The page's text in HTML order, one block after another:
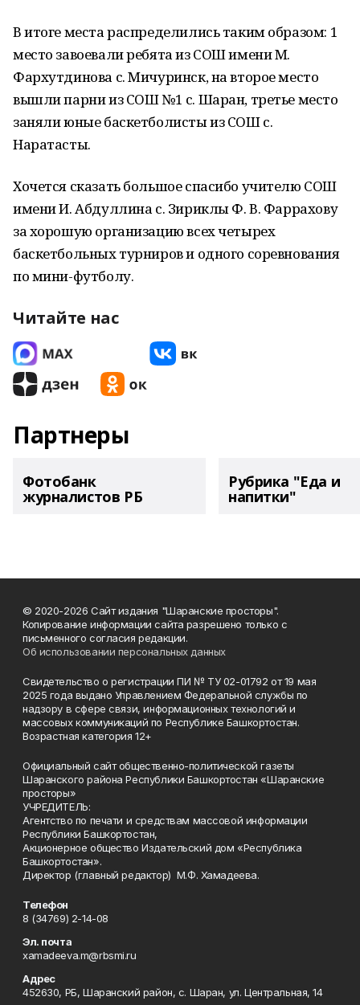
В итоге места распределились таким образом: 1
место завоевали ребята из СОШ имени М.
Фархутдинова с. Мичуринск, на второе место
вышли парни из СОШ №1 с. Шаран, третье место
заняли юные баскетболисты из СОШ с.
Наратасты.
Хочется сказать большое спасибо учителю СОШ
имени И. Абдуллина с. Зириклы Ф. В. Фаррахову
за хорошую организацию всех четырех
баскетбольных турниров и одного соревнования
по мини-футболу.
Читайте нас
Партнеры
Фотобанк
журналистов РБ
Рубрика "Еда и
напитки"
© 2020-2026 Сайт издания "Шаранские просторы".
Копирование информации сайта разрешено только с
письменного согласия редакции.
Об использовании персональных данных
Свидетельство о регистрации ПИ № ТУ 02-01792 от 19 мая
2025 года выдано Управлением Федеральной службы по
надзору в сфере связи, информационных технологий и
массовых коммуникаций по Республике Башкортостан.
Возрастная категория 12+
Официальный сайт общественно-политической газеты
Шаранского района Республики Башкортостан «Шаранские
просторы»
УЧРЕДИТЕЛЬ:
Агентство по печати и средствам массовой информации
Республики Башкортостан,
Акционерное общество Издательский дом «Республика
Башкортостан».
Директор (главный редактор) М.Ф. Хамадеева.
Телефон
8 (34769) 2-14-08
Эл. почта
xamadeeva.m@rbsmi.ru
Адрес
452630, РБ, Шаранский район, с. Шаран, ул. Центральная, 14